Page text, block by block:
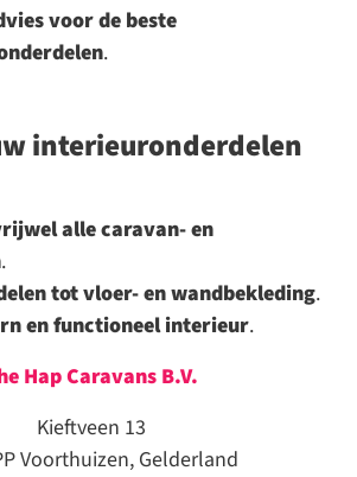
voor de beste
.
interieuronderdelen
alle caravan- en
.
tot vloer- en wandbekleding.
en functioneel interieur.
Hap Caravans B.V.
Kieftveen 13
Voorthuizen, Gelderland